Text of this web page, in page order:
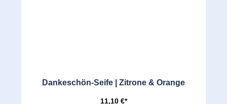
Dankeschön-Seife | Zitrone & Orange
11,10 €*